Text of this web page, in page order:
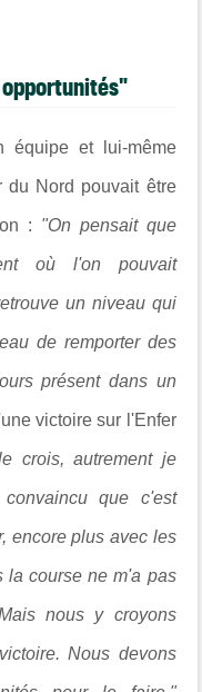
opportunités"
équipe et lui-même
du Nord pouvait être
: "On pensait que
où l'on pouvait
un niveau qui
de remporter des
présent dans un
victoire sur l'Enfer
crois, autrement je
que c'est
encore plus avec les
la course ne m'a pas
nous y croyons
Nous devons